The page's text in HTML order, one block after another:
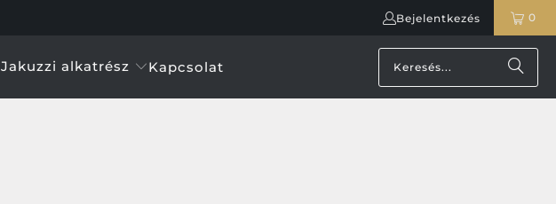
Bejelentkezés 0
Jakuzzi alkatrész Kapcsolat